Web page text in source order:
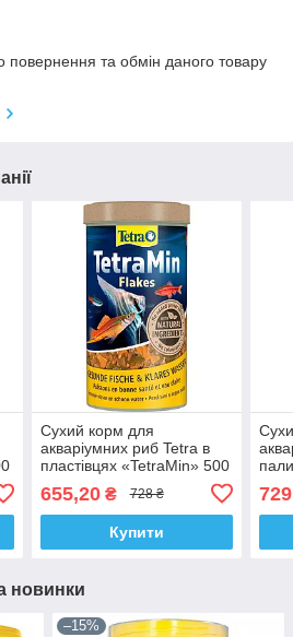
та обмін даного товару
Сухий корм для
акваріумних риб Tetra в
пластівцях «TetraMin» 500
мл (для всіх акваріумних
риб)
655,20₴ 728 ₴
Купити
729
новинки
–15%